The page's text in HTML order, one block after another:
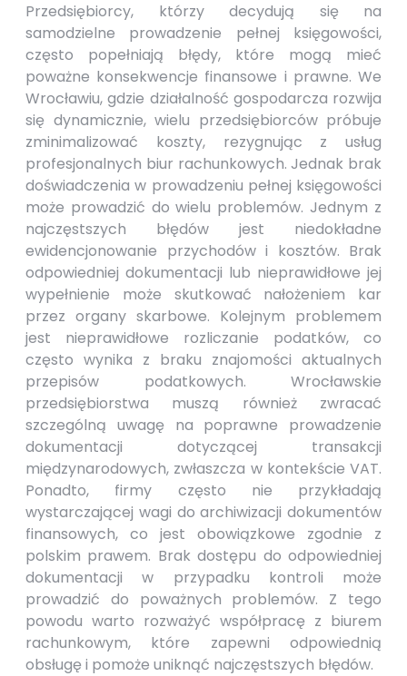
Przedsiębiorcy, którzy decydują się na
samodzielne prowadzenie pełnej księgowości,
często popełniają błędy, które mogą mieć
poważne konsekwencje finansowe i prawne. We
Wrocławiu, gdzie działalność gospodarcza rozwija
się dynamicznie, wielu przedsiębiorców próbuje
zminimalizować koszty, rezygnując z usług
profesjonalnych biur rachunkowych. Jednak brak
doświadczenia w prowadzeniu pełnej księgowości
może prowadzić do wielu problemów. Jednym z
najczęstszych błędów jest niedokładne
ewidencjonowanie przychodów i kosztów. Brak
odpowiedniej dokumentacji lub nieprawidłowe jej
wypełnienie może skutkować nałożeniem kar
przez organy skarbowe. Kolejnym problemem
jest nieprawidłowe rozliczanie podatków, co
często wynika z braku znajomości aktualnych
przepisów podatkowych. Wrocławskie
przedsiębiorstwa muszą również zwracać
szczególną uwagę na poprawne prowadzenie
dokumentacji dotyczącej transakcji
międzynarodowych, zwłaszcza w kontekście VAT.
Ponadto, firmy często nie przykładają
wystarczającej wagi do archiwizacji dokumentów
finansowych, co jest obowiązkowe zgodnie z
polskim prawem. Brak dostępu do odpowiedniej
dokumentacji w przypadku kontroli może
prowadzić do poważnych problemów. Z tego
powodu warto rozważyć współpracę z biurem
rachunkowym, które zapewni odpowiednią
obsługę i pomoże uniknąć najczęstszych błędów.